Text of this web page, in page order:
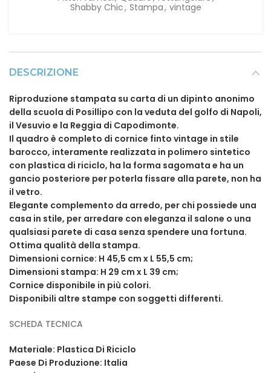
Shabby Chic, Stampa, vintage
DESCRIZIONE
Riproduzione stampata su carta di un dipinto anonimo
della scuola di Posillipo con la veduta del golfo di Napoli,
il Vesuvio e la Reggia di Capodimonte.
Il quadro è completo di cornice finto vintage in stile
barocco, interamente realizzata in polimero sintetico
con plastica di riciclo, ha la forma sagomata e ha un
gancio posteriore per poterla fissare alla parete, non ha
il vetro.
Elegante complemento da arredo, per chi possiede una
casa in stile, per arredare con eleganza il salone o una
qualsiasi parete di casa senza spendere una fortuna.
Ottima qualità della stampa.
Dimensioni cornice: H 45,5 cm x L 55,5 cm;
Dimensioni stampa: H 29 cm x L 39 cm;
Cornice disponibile in più colori.
Disponibili altre stampe con soggetti differenti.
SCHEDA TECNICA
Materiale: Plastica Di Riciclo
Paese Di Produzione: Italia